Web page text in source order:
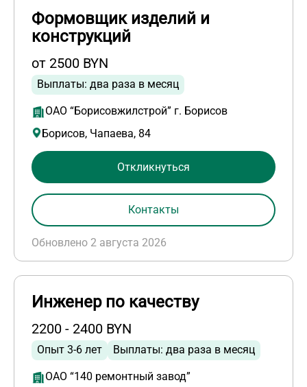
Формовщик изделий и
конструкций
от 2500 BYN
Выплаты: два раза в месяц
ОАО “Борисовжилстрой” г. Борисов
Борисов, Чапаева, 84
Обновлено 2 августа 2026
Откликнуться
Контакты
Инженер по качеству
2200 - 2400 BYN
Опыт 3-6 лет Выплаты: два раза в месяц
ОАО “140 ремонтный завод”